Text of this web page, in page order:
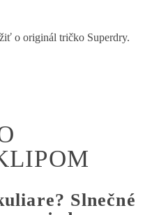
o originál tričko Superdry.
Slnečné